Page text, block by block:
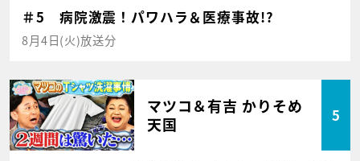
＃5 病院激震！パワハラ＆医療事故!?
8月4日(火)放送分
マツコ＆有吉 かりそめ
天国
5